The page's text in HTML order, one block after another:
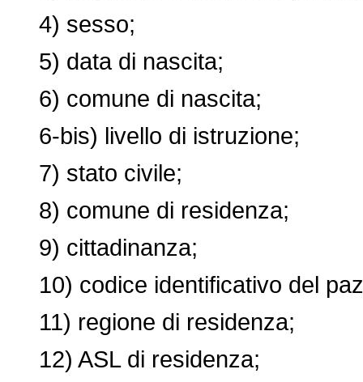
4) sesso;
5) data di nascita;
6) comune di nascita;
6-bis) livello di istruzione;
7) stato civile;
8) comune di residenza;
9) cittadinanza;
10) codice identificativo del
11) regione di residenza;
12) ASL di residenza;